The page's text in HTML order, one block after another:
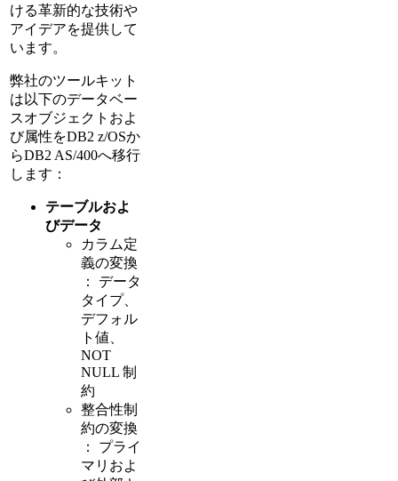
ける革新的な技術や
アイデアを提供して
います。
弊社のツールキット
は以下のデータベー
スオブジェクトおよ
び属性をDB2 z/OSか
らDB2 AS/400へ移行
します：
テーブルおよ
びデータ
カラム定
義の変換
： データ
タイプ、
デフォル
ト値、
NOT
NULL 制
約
整合性制
約の変換
： プライ
マリおよ